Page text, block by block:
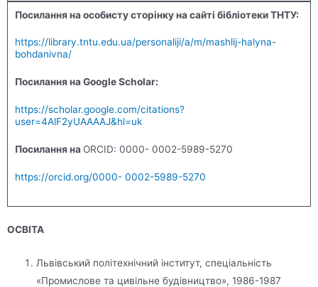
Посилання на особисту сторінку на сайті бібліотеки ТНТУ:
https://library.tntu.edu.ua/personaliji/a/m/mashlij-halyna-
bohdanivna/
Посилання на Google Scholar:
https://scholar.google.com/citations?
user=4AlF2yUAAAAJ&hl=uk
Посилання на ORCID: 0000- 0002-5989-5270
https://orcid.org/0000- 0002-5989-5270
ОСВІТА
Львівський політехнічний інститут, спеціальність
«Промислове та цивільне будівництво», 1986-1987